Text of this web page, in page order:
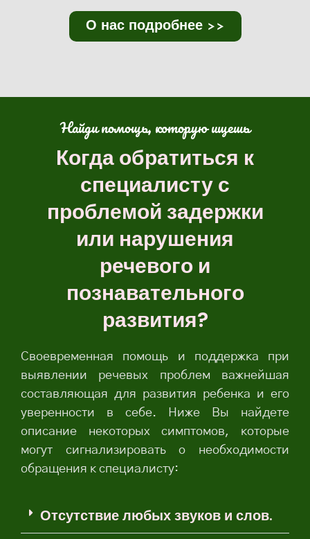
О нас подробнее >>
Найди помощь, которую ищешь
Когда обратиться к
специалисту с
проблемой задержки
или нарушения
речевого и
познавательного
развития?
Своевременная помощь и поддержка при
выявлении речевых проблем важнейшая
составляющая для развития ребенка и его
уверенности в себе. Ниже Вы найдете
описание некоторых симптомов, которые
могут сигнализировать о необходимости
обращения к специалисту:
Отсутствие любых звуков и слов.